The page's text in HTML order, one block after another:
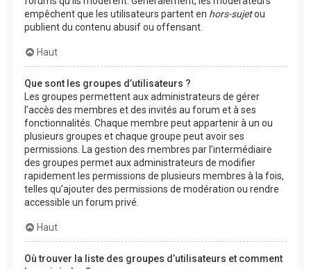
empêchent que les utilisateurs partent en hors-sujetou
publient du contenu abusif ou offensant.
Haut
Que sont les groupes d’utilisateurs ?
Les groupes permettent aux administrateurs de gérer
l’accès des membres et des invités au forum et à ses
fonctionnalités. Chaque membre peut appartenir à un ou
plusieurs groupes et chaque groupe peut avoir ses
permissions. La gestion des membres par l’intermédiaire
des groupes permet aux administrateurs de modifier
rapidement les permissions de plusieurs membres à la fois,
telles qu’ajouter des permissions de modération ou rendre
accessible un forum privé.
Haut
Où trouver la liste des groupes d’utilisateurs et comment